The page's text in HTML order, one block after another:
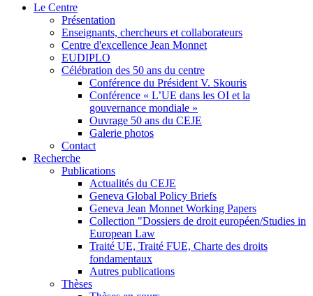
Le Centre
Présentation
Enseignants, chercheurs et collaborateurs
Centre d'excellence Jean Monnet
EUDIPLO
Célébration des 50 ans du centre
Conférence du Président V. Skouris
Conférence « L’UE dans les OI et la
gouvernance mondiale »
Ouvrage 50 ans du CEJE
Galerie photos
Contact
Recherche
Publications
Actualités du CEJE
Geneva Global Policy Briefs
Geneva Jean Monnet Working Papers
Collection "Dossiers de droit européen/Studies in
European Law
Traité UE, Traité FUE, Charte des droits
fondamentaux
Autres publications
Thèses